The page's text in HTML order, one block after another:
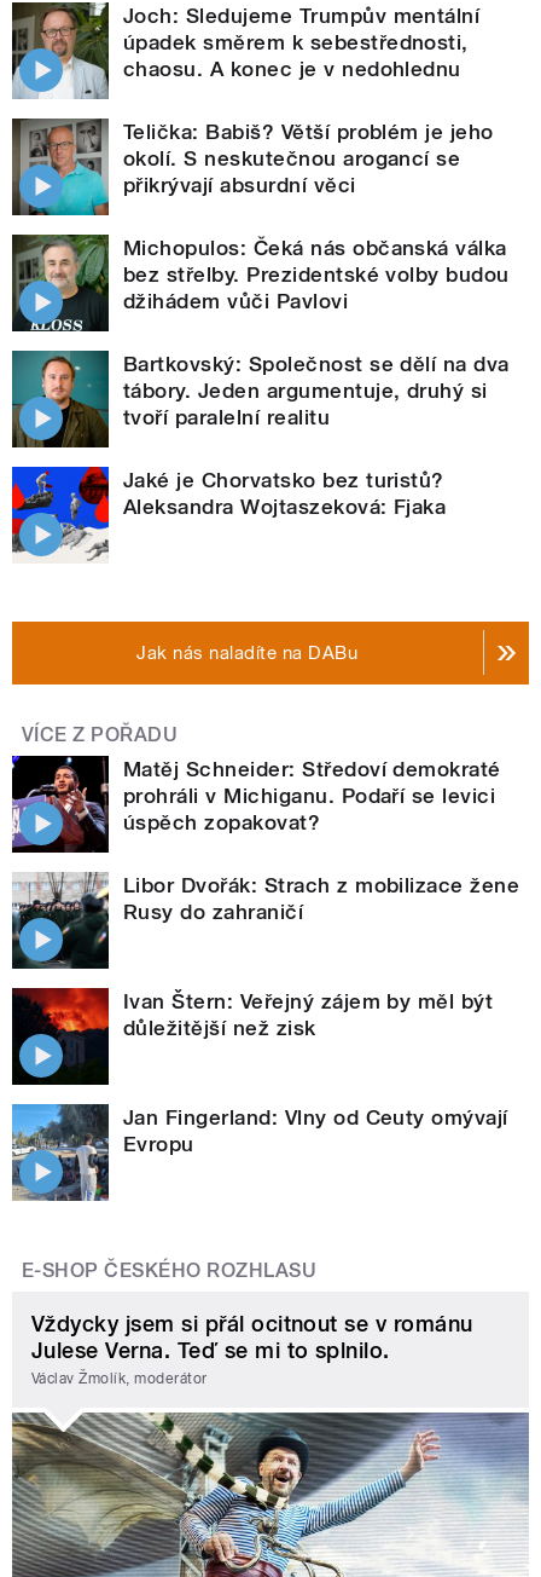
Joch: Sledujeme Trumpův mentální
úpadek směrem k sebestřednosti,
chaosu. A konec je v nedohlednu
Telička: Babiš? Větší problém je jeho
okolí. S neskutečnou arogancí se
přikrývají absurdní věci
Michopulos: Čeká nás občanská válka
bez střelby. Prezidentské volby budou
džihádem vůči Pavlovi
Bartkovský: Společnost se dělí na dva
tábory. Jeden argumentuje, druhý si
tvoří paralelní realitu
Jaké je Chorvatsko bez turistů?
Aleksandra Wojtaszeková: Fjaka
Jak nás naladíte na DABu
VÍCE Z POŘADU
Matěj Schneider: Středoví demokraté
prohráli v Michiganu. Podaří se levici
úspěch zopakovat?
Libor Dvořák: Strach z mobilizace žene
Rusy do zahraničí
Ivan Štern: Veřejný zájem by měl být
důležitější než zisk
Jan Fingerland: Vlny od Ceuty omývají
Evropu
E-SHOP ČESKÉHO ROZHLASU
Vždycky jsem si přál ocitnout se v románu
Julese Verna. Teď se mi to splnilo.
Václav Žmolík, moderátor